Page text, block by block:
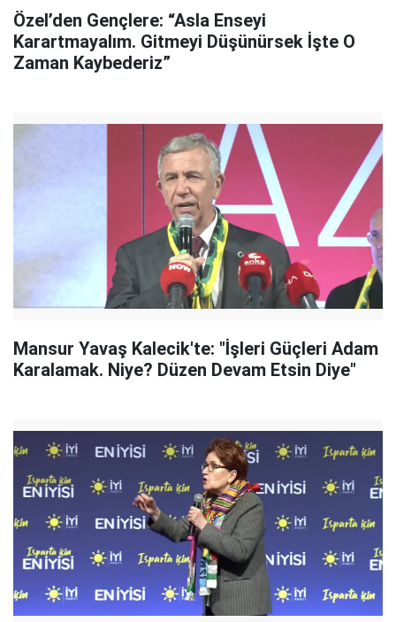
Özel’den Gençlere: “Asla Enseyi
Karartmayalım. Gitmeyi Düşünürsek İşte O
Zaman Kaybederiz”
Mansur Yavaş Kalecik'te: "İşleri Güçleri Adam
Karalamak. Niye? Düzen Devam Etsin Diye"